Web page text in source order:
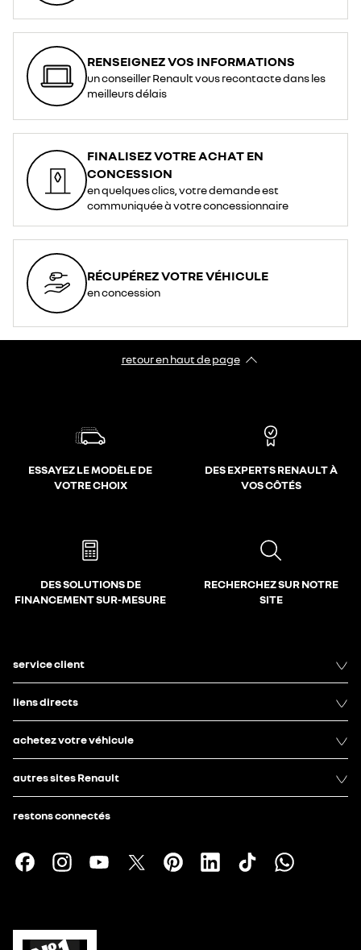
RENSEIGNEZ VOS INFORMATIONS
un conseiller Renault vous recontacte dans les
meilleurs délais
FINALISEZ VOTRE ACHAT EN
CONCESSION
en quelques clics, votre demande est
communiquée à votre concessionnaire
RÉCUPÉREZ VOTRE VÉHICULE
en concession
retour en haut de page​
ESSAYEZ LE MODÈLE DE
VOTRE CHOIX
DES EXPERTS RENAULT À
VOS CÔTÉS
DES SOLUTIONS DE
FINANCEMENT SUR-MESURE
RECHERCHEZ SUR NOTRE
SITE
service client
liens directs
achetez votre véhicule
autres sites Renault
restons connectés